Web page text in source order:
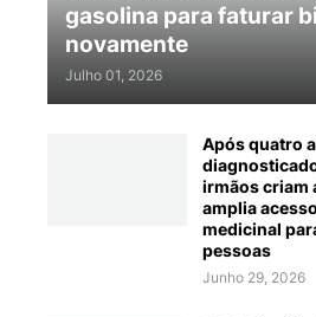
gasolina para faturar
novamente
Julho 01, 2026
Após quatro
irmãos criam
amplia
medicinal
pessoas
Junho 29, 2026